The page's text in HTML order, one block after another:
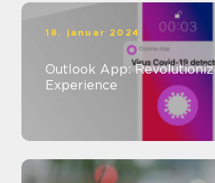
18. januar 2024
Outlook App:
Experience